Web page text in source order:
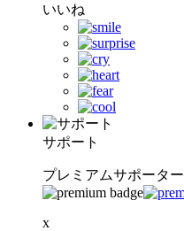
いいね
サポート
プレミアムサポーター
x